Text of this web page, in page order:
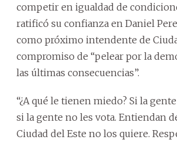
competir en igualdad de
ratificó su confianza en Daniel
como próximo intendente de
compromiso de “pelear por la
las últimas consecuencias”.
“¿A qué le tienen miedo? Si la
si la gente no les vota. Entiendan
Ciudad del Este no los quiere.